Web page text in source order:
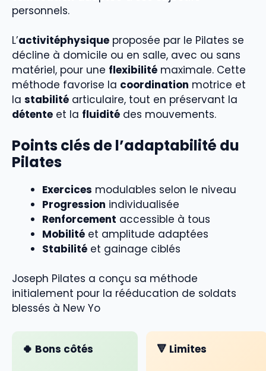
personnels.
L’activitéphysique proposée par le Pilates se
décline à domicile ou en salle, avec ou sans
matériel, pour une flexibilité maximale. Cette
méthode favorise la coordination motrice et
la stabilité articulaire, tout en préservant la
détente et la fluidité des mouvements.
Points clés de l’adaptabilité du
Pilates
Exercices modulables selon le niveau
Progression individualisée
Renforcement accessible à tous
Mobilité et amplitude adaptées
Stabilité et gainage ciblés
Joseph Pilates a conçu sa méthode
initialement pour la rééducation de soldats
blessés à New Yo
🍀 Bons côtés 🔻 Limites